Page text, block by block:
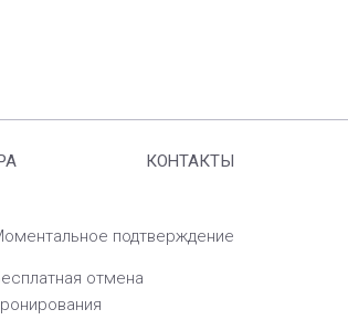
КОНТАКТЫ
подтверждение
отмена